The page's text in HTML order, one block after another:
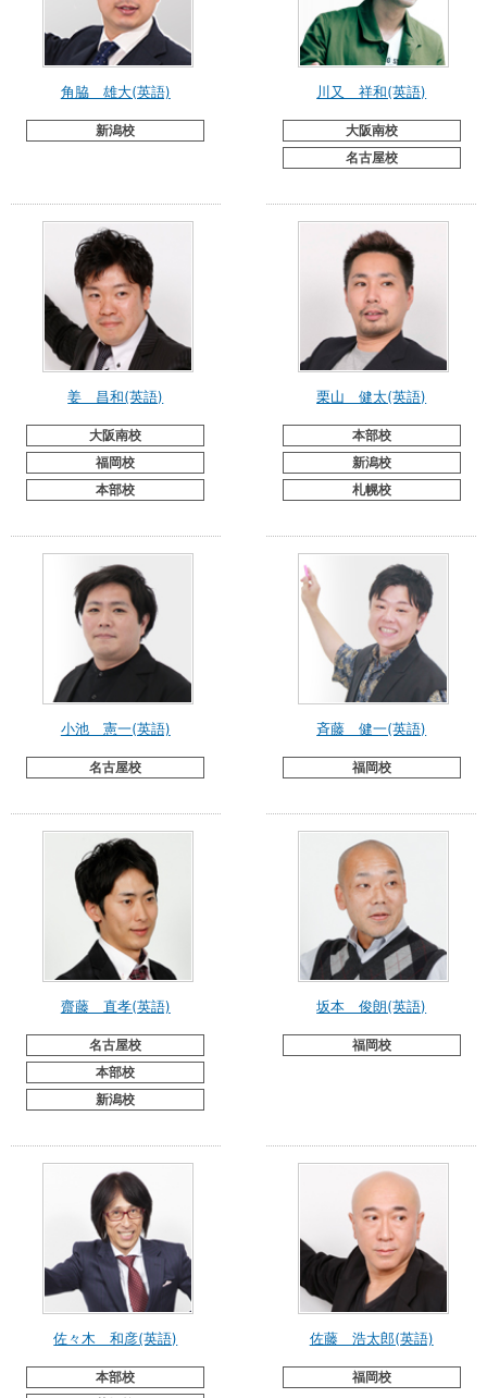
角脇 雄大(英語)
新潟校
川又 祥和(英語)
大阪南校
名古屋校
姜 昌和(英語)
大阪南校
福岡校
本部校
栗山 健太(英語)
本部校
新潟校
札幌校
小池 憲一(英語)
名古屋校
斉藤 健一(英語)
福岡校
齋藤 直孝(英語)
名古屋校
本部校
新潟校
坂本 俊朗(英語)
福岡校
佐々木 和彦(英語)
本部校
佐藤 浩太郎(英語)
福岡校